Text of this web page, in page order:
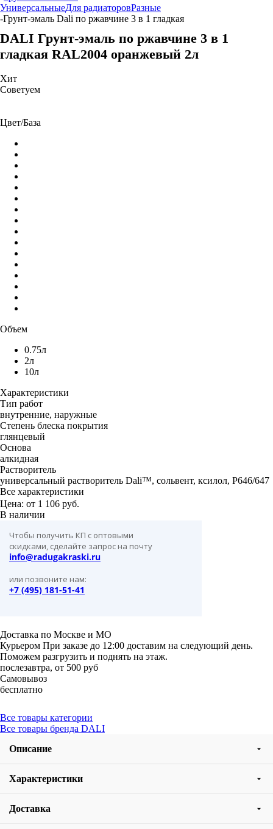
УниверсальныеДля радиаторовРазные
-Грунт-эмаль Dali по ржавчине 3 в 1 гладкая
DALI Грунт-эмаль по ржавчине 3 в 1
гладкая RAL2004 оранжевый 2л
Хит
Советуем
Цвет/База
Объем
0.75л
2л
10л
Характеристики
Тип работ
внутренние, наружные
Степень блеска покрытия
глянцевый
Основа
алкидная
Растворитель
универсальный растворитель Dali™, сольвент, ксилол, Р646/647
Все характеристики
Цена: от 1 106 руб.
В наличии
Чтобы получить КП с оптовыми
скидками, сделайте запрос на почту
info@radugakraski.ru
или позвоните нам:
+7 (495) 181-51-41
Доставка по Москве и МО
Курьером При заказе до 12:00 доставим на следующий день.
Поможем разгрузить и поднять на этаж.
послезавтра, от 500 руб
Самовывоз
бесплатно
Все товары категории
Все товары бренда DALI
Описание
Характеристики
Доставка